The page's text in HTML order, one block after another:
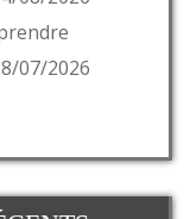
07/2026